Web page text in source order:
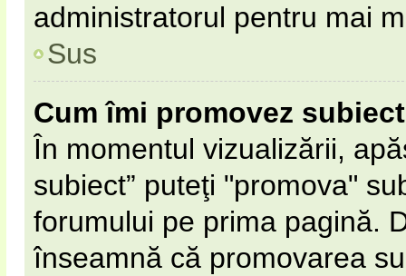
administratorul pentru mai
Sus
Cum îmi promovez
În momentul vizualizării,
subiect” puteţi "promova"
forumului pe prima pagină.
înseamnă că promovarea